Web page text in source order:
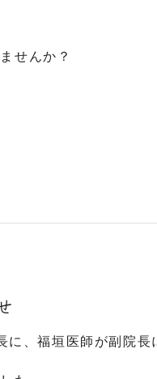
せんか？
、福垣医師が副院長